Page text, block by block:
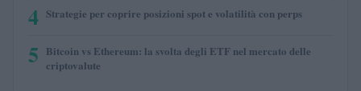
4 Strategie per coprire posizioni spot e volatilità con perps
5 Bitcoin vs Ethereum: la svolta degli ETF nel mercato delle
criptovalute